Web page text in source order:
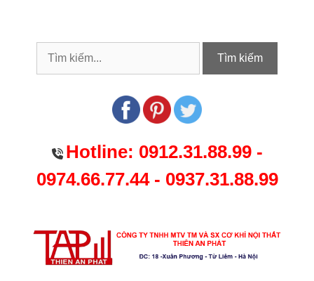
Tìm kiếm
Hotline: 0912.31.88.99-
0974.66.77.44- 0937.31.88.99